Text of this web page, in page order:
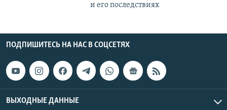
и его последствиях
ПОДПИШИТЕСЬ НА НАС В СОЦСЕТЯХ
ВЫХОДНЫЕ ДАННЫЕ